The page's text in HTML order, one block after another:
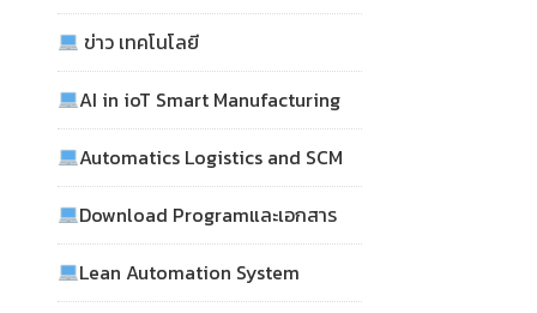
ข่าว เทคโนโลยี
AI in ioT Smart Manufacturing
Automatics Logistics and SCM
Download Programและเอกสาร
Lean Automation System